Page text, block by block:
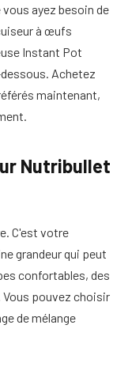
ayez besoin de
à œufs
Instant Pot
Achetez
maintenant,
Nutribullet
C'est votre
grandeur qui peut
confortables, des
pouvez choisir
de mélange